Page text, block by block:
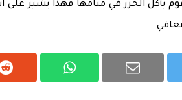
بأكل الجزر في منامها فهذا يشير على